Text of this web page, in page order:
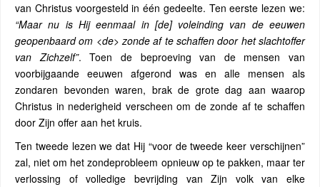
van Christus voorgesteld in één gedeelte. Ten eerste lezen we:
“Maar nu is Hij eenmaal in [de] voleinding van de eeuwen
geopenbaard om <de> zonde af te schaffen door het slachtoffer
van Zichzelf”. Toen de beproeving van de mensen van
voorbijgaande eeuwen afgerond was en alle mensen als
zondaren bevonden waren, brak de grote dag aan waarop
Christus in nederigheid verscheen om de zonde af te schaffen
door Zijn offer aan het kruis.
Ten tweede lezen we dat Hij “voor de tweede keer verschijnen”
zal, niet om het zondeprobleem opnieuw op te pakken, maar ter
verlossing of volledige bevrijding van Zijn volk van elke